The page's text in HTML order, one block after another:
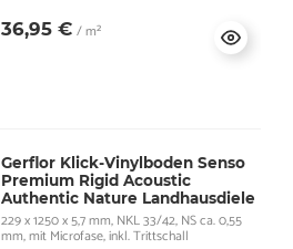
36,95 € / m²
Gerflor Klick-Vinylboden Senso
Premium Rigid Acoustic
Authentic Nature Landhausdiele
229 x 1250 x 5,7 mm, NKL 33/42, NS ca. 0,55
mm, mit Microfase, inkl. Trittschall